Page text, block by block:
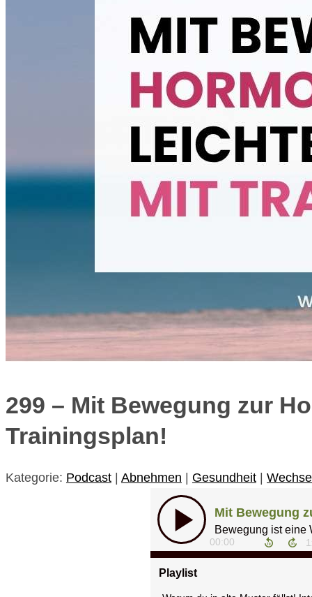
299 – Mit Bewegung zur
Trainingsplan!
Kategorie: Podcast Abnehmen Gesundheit